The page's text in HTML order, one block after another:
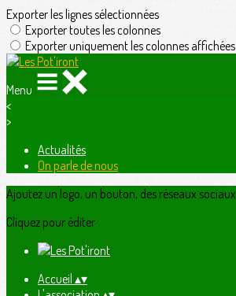
Exporter les lignes sélectionnées
Exporter toutes les colonnes
Exporter uniquement les colonnes affichées
Menu
<
>
Actualités
On parle de nous
Ajoutez un logo, un bouton, des réseaux sociaux
Cliquez pour éditer
Accueil ▴▾